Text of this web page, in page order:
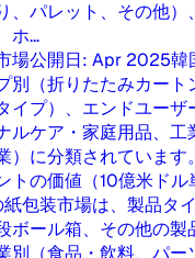
、パレット、その他）
ホ...
場公開日: Apr 2025韓
別（折りたたみカート
イプ）、エンドユーザ
ルケア・家庭用品、工
）に分類されています
トの価値（10億米ドル
包装市場は、製品タ
ボール箱、その他の製
別（食品・飲料、パ